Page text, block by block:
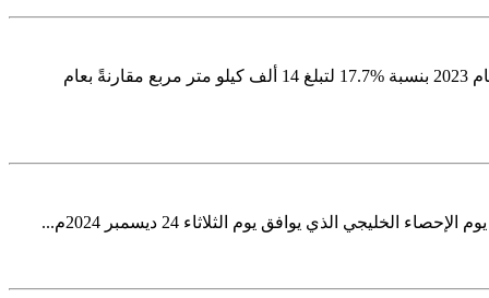
أصدرت الهيئة العامة للإحصاء اليوم نشرة الإحصاءات البيئية 2023، ووفقا لنتائج النشرة فقد سجلت المحميات البحرية ارتفاعا في مساحتها لعام 2023 بنسبة %17.7 لتبلغ 14 ألف كيلو متر مربع مقارنةً بعام
الذي يوافق يوم الثلاثاء 24 ديسمبر 2024م...